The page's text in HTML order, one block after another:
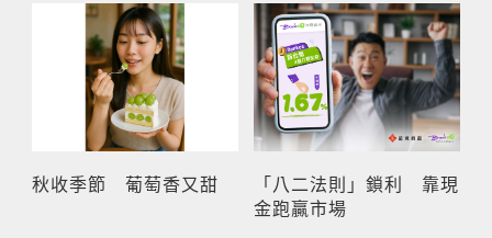
秋收季節 葡萄香又甜
「八二法則」鎖利 靠現
金跑贏市場